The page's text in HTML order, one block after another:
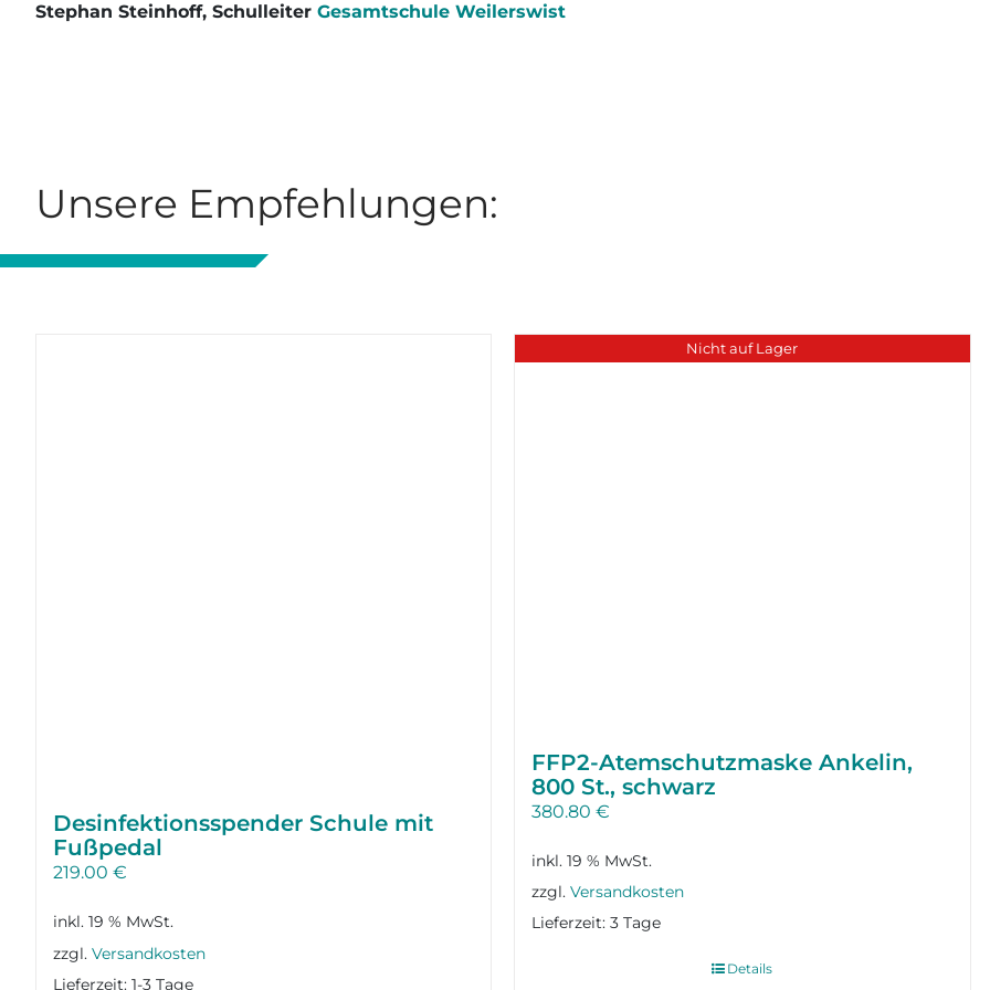
Stephan Steinhoff, Schulleiter Gesamtschule Weilerswist
Unsere Empfehlungen:
Desinfektions­spender Schule mit
Fußpedal
219.00 €
inkl. 19 % MwSt.
zzgl. Versandkosten
Lieferzeit: 1-3 Tage
Nicht auf Lager
FFP2-Atemschutzmaske Ankelin,
800 St., schwarz
380.80€
inkl. 19 % MwSt.
zzgl.Versandkosten
Lieferzeit:3 Tage
Details